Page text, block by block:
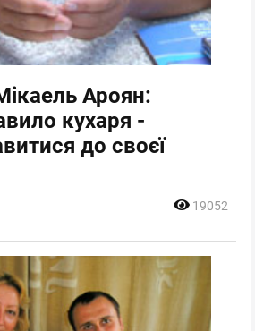
Ароян:
кухаря -
до своєї
19052